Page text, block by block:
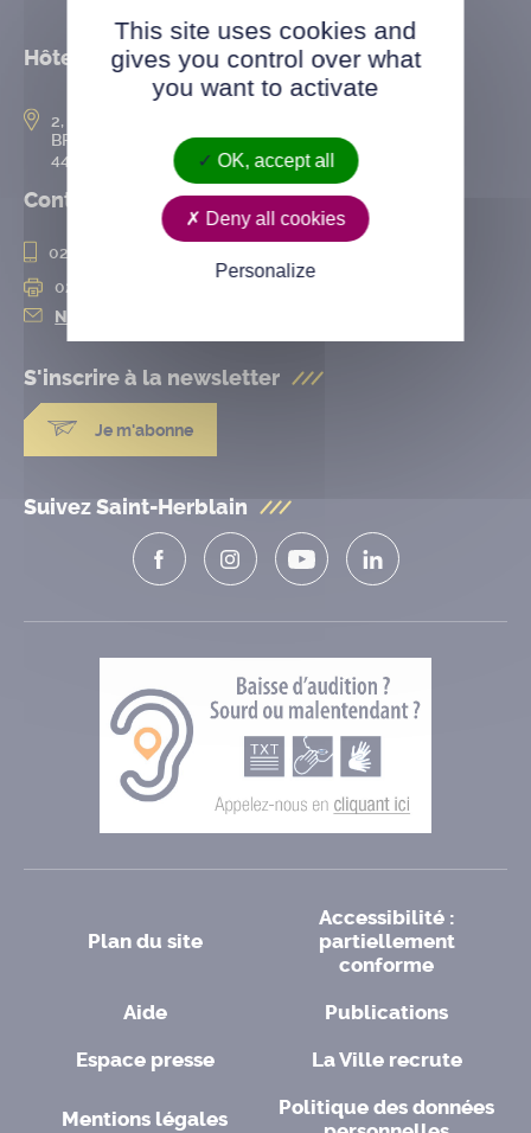
Hôtel de ville
2, rue de l’Hôtel-de-Ville
BP 50167
44802 Saint-Herblain cedex
Contact
02 28 25 20 00
02 28 25 20 10
Nous contacter
S'inscrire à la newsletter
Je m'abonne
Suivez Saint-Herblain
Plan du site
Accessibilité :
partiellement
conforme
Aide
Publications
Espace presse
La Ville recrute
Mentions légales
Politique des données
This site uses cookies and
gives you control over what
you want to activate
OK, accept all
Deny all cookies
Personalize